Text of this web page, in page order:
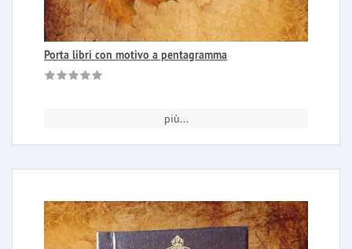
Porta libri con motivo a pentagramma
più...